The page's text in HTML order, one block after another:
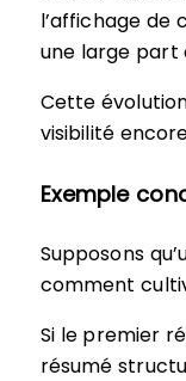
l’affichage de
une large part
Cette
visibilité
Exemple
Supposons
comment
Si le premier
résumé